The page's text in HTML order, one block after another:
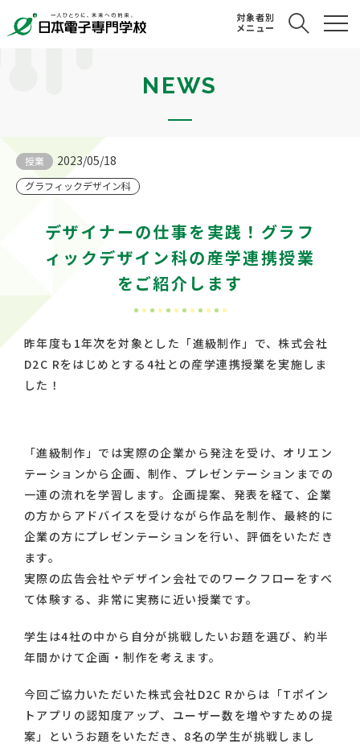
対象者別
メニュー
NEWS
授業 2023/05/18
グラフィックデザイン科
デザイナーの仕事を実践！グラフ
ィックデザイン科の産学連携授業
をご紹介します
昨年度も1年次を対象とした「進級制作」で、株式会社
D2C Rをはじめとする4社との産学連携授業を実施しま
した！
「進級制作」では実際の企業から発注を受け、オリエン
テーションから企画、制作、プレゼンテーションまでの
一連の流れを学習します。企画提案、発表を経て、企業
の方からアドバイスを受けながら作品を制作、最終的に
企業の方にプレゼンテーションを行い、評価をいただき
ます。
実際の広告会社やデザイン会社でのワークフローをすべ
て体験する、非常に実務に近い授業です。
学生は4社の中から自分が挑戦したいお題を選び、約半
年間かけて企画・制作を考えます。
今回ご協力いただいた株式会社D2C Rからは「Tポイン
トアプリの認知度アップ、ユーザー数を増やすための提
案」というお題をいただき、8名の学生が挑戦しまし